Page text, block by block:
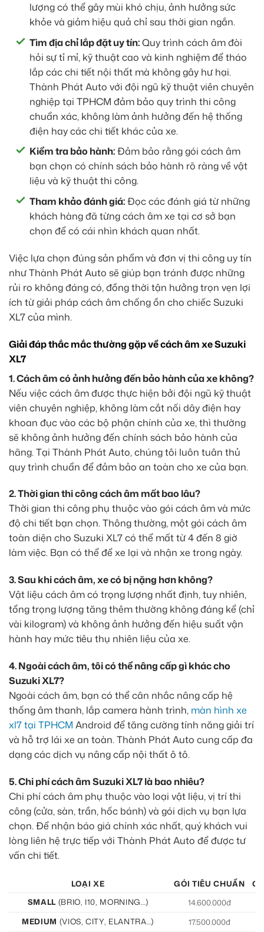
lượng có thể gây mùi khó chịu, ảnh hưởng sức
khỏe và giảm hiệu quả chỉ sau thời gian ngắn.
Tìm địa chỉ lắp đặt uy tín:Quy trình cách âm đòi
hỏi sự tỉ mỉ, kỹ thuật cao và kinh nghiệm để tháo
lắp các chi tiết nội thất mà không gây hư hại.
Thành Phát Auto với đội ngũ kỹ thuật viên chuyên
nghiệp tại TPHCM đảm bảo quy trình thi công
chuẩn xác, không làm ảnh hưởng đến hệ thống
điện hay các chi tiết khác của xe.
Kiểm tra bảo hành:Đảm bảo rằng gói cách âm
bạn chọn có chính sách bảo hành rõ ràng về vật
liệu và kỹ thuật thi công.
Tham khảo đánh giá:Đọc các đánh giá từ những
khách hàng đã từng cách âm xe tại cơ sở bạn
chọn để có cái nhìn khách quan nhất.
Việc lựa chọn đúng sản phẩm và đơn vị thi công uy tín
như Thành Phát Auto sẽ giúp bạn tránh được những
rủi ro không đáng có, đồng thời tận hưởng trọn vẹn lợi
ích từ giải pháp cách âm chống ồn cho chiếc Suzuki
XL7 của mình.
Giải đáp thắc mắc thường gặp về cách âm xe Suzuki
XL7
1. Cách âm có ảnh hưởng đến bảo hành của xe không?
Nếu việc cách âm được thực hiện bởi đội ngũ kỹ thuật
viên chuyên nghiệp, không làm cắt nối dây điện hay
khoan đục vào các bộ phận chính của xe, thì thường
sẽ không ảnh hưởng đến chính sách bảo hành của
hãng. Tại Thành Phát Auto, chúng tôi luôn tuân thủ
quy trình chuẩn để đảm bảo an toàn cho xe của bạn.
2. Thời gian thi công cách âm mất bao lâu?
Thời gian thi công phụ thuộc vào gói cách âm và mức
độ chi tiết bạn chọn. Thông thường, một gói cách âm
toàn diện cho Suzuki XL7 có thể mất từ 4 đến 8 giờ
làm việc. Bạn có thể để xe lại và nhận xe trong ngày.
3. Sau khi cách âm, xe có bị nặng hơn không?
Vật liệu cách âm có trọng lượng nhất định, tuy nhiên,
tổng trọng lượng tăng thêm thường không đáng kể (chỉ
vài kilogram) và không ảnh hưởng đến hiệu suất vận
hành hay mức tiêu thụ nhiên liệu của xe.
4. Ngoài cách âm, tôi có thể nâng cấp gì khác cho
Suzuki XL7?
Ngoài cách âm, bạn có thể cân nhắc nâng cấp hệ
thống âm thanh, lắp camera hành trình, màn hình xe
xl7 tại TPHCM Android để tăng cường tính năng giải trí
và hỗ trợ lái xe an toàn. Thành Phát Auto cung cấp đa
dạng các dịch vụ nâng cấp nội thất ô tô.
5. Chi phí cách âm Suzuki XL7 là bao nhiêu?
Chi phí cách âm phụ thuộc vào loại vật liệu, vị trí thi
công (cửa, sàn, trần, hốc bánh) và gói dịch vụ bạn lựa
chọn. Để nhận báo giá chính xác nhất, quý khách vui
lòng liên hệ trực tiếp với Thành Phát Auto để được tư
vấn chi tiết.
LOẠI XE GÓI TIÊU CHUẨN
SMALL (BRIO, I10, MORNING…) 14.600.000đ
MEDIUM (VIOS, CITY, ELANTRA…) 17.500.000đ